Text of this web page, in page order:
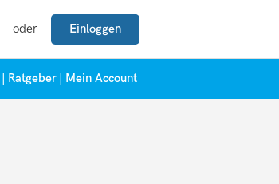
oder Einloggen
Ratgeber Mein Account